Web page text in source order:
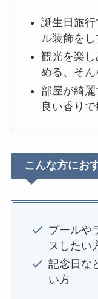
誕生日旅
ル装飾を
観光を楽
める、そ
部屋が綺
良い香り
こんな方にお
プールや
スしたい
記念日な
い方